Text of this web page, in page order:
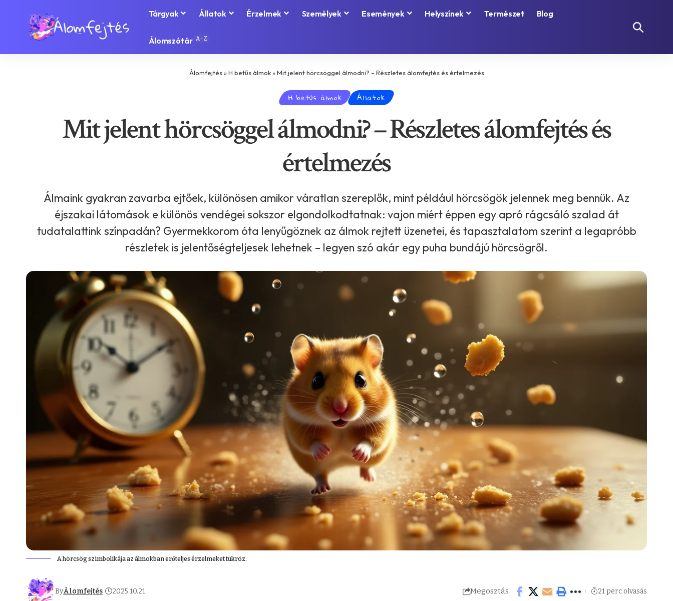
Tárgyak Állatok Érzelmek Személyek Események Helyszínek Természet Blog
Álomszótár A-Z
Álomfejtés»H betűs álmok»Mit jelent hörcsöggel álmodni? – Részletes álomfejtés és értelmezés
H betűs álmok Állatok
Mit jelent hörcsöggel álmodni? – Részletes álomfejtés és
értelmezés
Álmaink gyakran zavarba ejtőek, különösen amikor váratlan szereplők, mint például hörcsögök jelennek meg bennük. Az
éjszakai látomások e különös vendégei sokszor elgondolkodtatnak: vajon miért éppen egy apró rágcsáló szalad át
tudatalattink színpadán? Gyermekkorom óta lenyűgöznek az álmok rejtett üzenetei, és tapasztalatom szerint a legapróbb
részletek is jelentőségteljesek lehetnek – legyen szó akár egy puha bundájú hörcsögről.
A hörcsög szimbolikája az álmokban erőteljes érzelmeket tükröz.
ByÁlomfejtés 2025.10.21. Megosztás 21 perc olvasás